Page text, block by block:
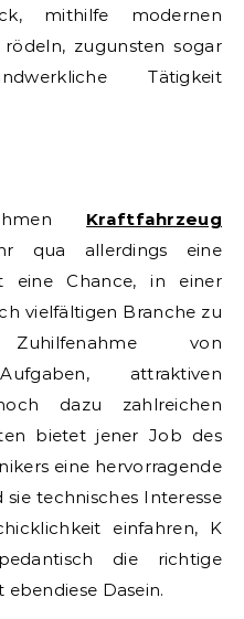
mithilfe modernen
zugunsten sogar
Tätigkeit
Kraftfahrzeug
qua allerdings eine
eine Chance, in einer
vielfältigen Branche zu
von
attraktiven
dazu zahlreichen
bietet jener Job des
eine hervorragende
technisches Interesse
einfahren, K
die richtige
Dasein.